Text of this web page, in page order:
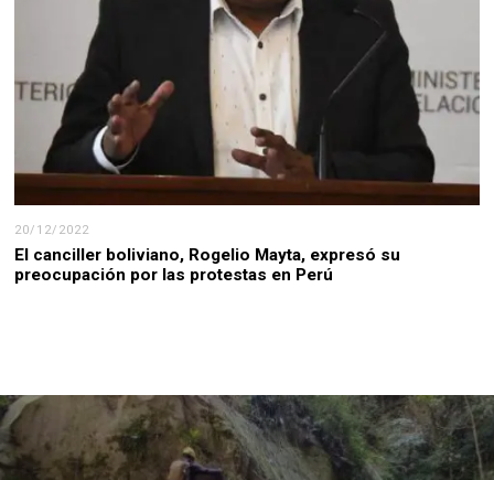
20/12/2022
El canciller boliviano, Rogelio Mayta, expresó su
preocupación por las protestas en Perú